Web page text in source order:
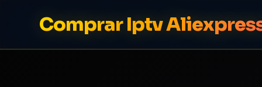
Comprar Iptv